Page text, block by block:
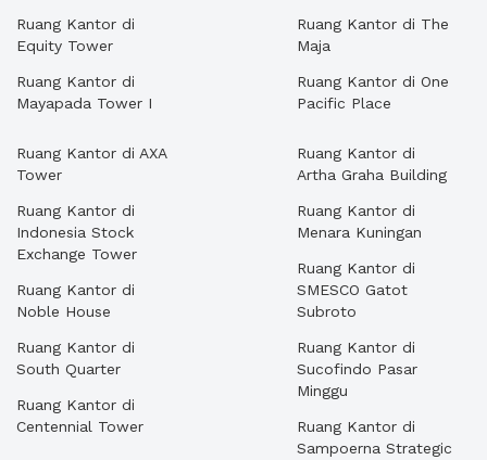
Ruang Kantor di
Equity Tower
Ruang Kantor di
Mayapada Tower I
Ruang Kantor di The
Maja
Ruang Kantor di One
Pacific Place
Ruang Kantor di AXA
Tower
Ruang Kantor di
Indonesia Stock
Exchange Tower
Ruang Kantor di
Noble House
Ruang Kantor di
South Quarter
Ruang Kantor di
Centennial Tower
Ruang Kantor di
Artha Graha Building
Ruang Kantor di
Menara Kuningan
Ruang Kantor di
SMESCO Gatot
Subroto
Ruang Kantor di
Sucofindo Pasar
Minggu
Ruang Kantor di
Sampoerna Strategic